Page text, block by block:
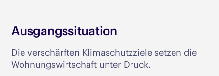
Ausgangssituation
Die verschärften Klimaschutzziele setzen die
Wohnungswirtschaft unter Druck.